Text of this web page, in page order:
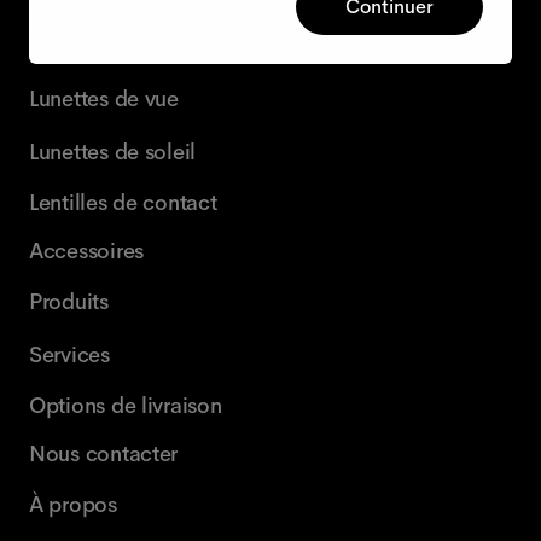
Lunettes de vue
Lunettes de soleil
Lentilles de contact
Accessoires
Produits
Services
Options de livraison
Nous contacter
À propos
Continuer